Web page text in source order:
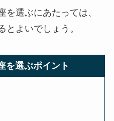
を選ぶにあたっては、
とよいでしょう。
を選ぶポイント